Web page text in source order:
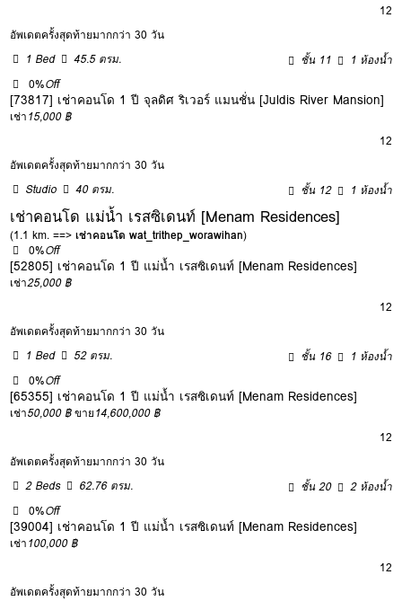
12
อัพเดตครั้งสุดท้ายมากกว่า 30 วัน
1 Bed
45.5 ตรม. ชั้น 11
1 ห้องน้ำ
0%Off
[73817] เช่าคอนโด 1 ปี จุลดิศ ริเวอร์ แมนชั่น [Juldis River Mansion]
เช่า15,000 ฿
12
อัพเดตครั้งสุดท้ายมากกว่า 30 วัน
Studio
40 ตรม. ชั้น 12 1 ห้องน้ำ
เช่าคอนโด แม่น้ำ เรสซิเดนท์ [Menam Residences]
(1.1 km. ==>เช่าคอนโด wat_trithep_worawihan)
0%Off
[52805] เช่าคอนโด 1 ปี แม่น้ำ เรสซิเดนท์ [Menam Residences]
เช่า25,000 ฿
12
อัพเดตครั้งสุดท้ายมากกว่า 30 วัน
1 Bed
52 ตรม. ชั้น 16
1 ห้องน้ำ
0%Off
[65355] เช่าคอนโด 1 ปี แม่น้ำ เรสซิเดนท์ [Menam Residences]
เช่า50,000 ฿ ขาย14,600,000 ฿
12
อัพเดตครั้งสุดท้ายมากกว่า 30 วัน
2 Beds
62.76 ตรม. ชั้น 20
2 ห้องน้ำ
0%Off
[39004] เช่าคอนโด 1 ปี แม่น้ำ เรสซิเดนท์ [Menam Residences]
เช่า100,000 ฿
12
อัพเดตครั้งสุดท้ายมากกว่า 30 วัน